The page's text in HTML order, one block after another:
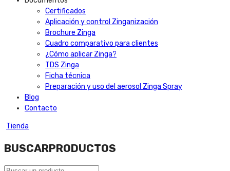
Certificados
Aplicación y control Zinganización
Brochure Zinga
Cuadro comparativo para clientes
¿Cómo aplicar Zinga?
TDS Zinga
Ficha técnica
Preparación y uso del aerosol Zinga Spray
Blog
Contacto
Tienda
BUSCARPRODUCTOS